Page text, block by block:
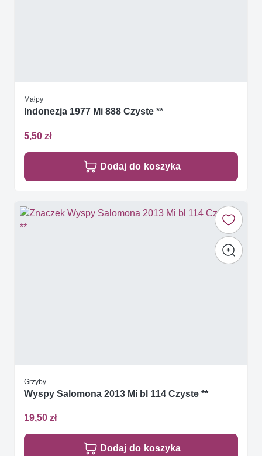
Małpy
Indonezja 1977 Mi 888 Czyste **
5,50 zł
Dodaj do koszyka
Grzyby
Wyspy Salomona 2013 Mi bl 114 Czyste **
19,50 zł
Dodaj do koszyka